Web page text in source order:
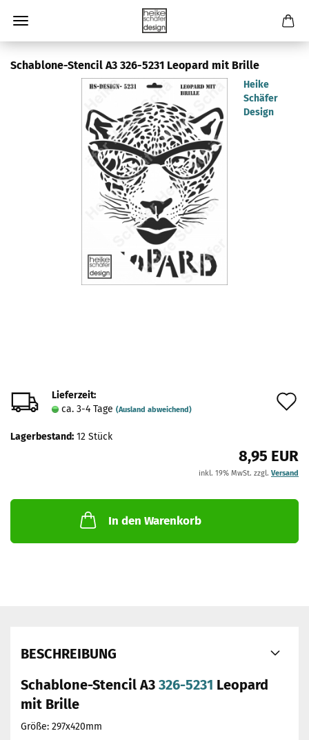
Schablone-Stencil A3 326-5231 Leopard mit Brille
Heike
Schäfer
Design
Lieferzeit:
ca. 3-4 Tage (Ausland abweichend)
Lagerbestand: 12 Stück
8,95 EUR
inkl. 19% MwSt. zzgl. Versand
In den Warenkorb
BESCHREIBUNG
Schablone-Stencil A3 326-5231 Leopard
mit Brille
Größe: 297x420mm